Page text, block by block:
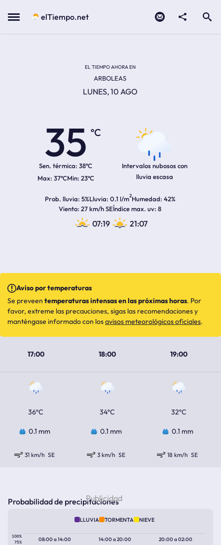
Menu elTiempo.net
EL TIEMPO AHORA EN
ARBOLEAS
LUNES, 10 AGO
35
ºC
Sen. térmica: 38ºC
37ºC 23ºC
Intervalos nubosos con
lluvia escasa
Prob. lluvia 5%Lluvia 0.1 l/m2Humedad 42%
Viento 27 km/h SEÍndice max. uv 8
07:19 21:07
17:00 18:00 19:00
36ºC 34ºC 32ºC
0.1 mm 0.1 mm 0.1 mm
31 km/h SE 3 km/h SE 18 km/h SE
Aviso por temperaturas
Se preveen temperaturas intensas en las próximas horas. Por
favor, extreme las precauciones, sigas las recomendaciones y
manténgase informado con losavisos meteorológicos oficiales.
Probabilidad de precipitaciones
LLUVIA TORMENTA NIEVE
100%
75%
08:00a14:00 14:00a20:00 20:00a02:00